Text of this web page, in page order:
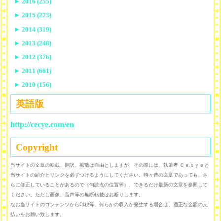
► 2015 (273)
► 2014 (319)
► 2013 (248)
► 2012 (376)
► 2011 (661)
► 2010 (156)
英語版
http://cecye.com/en
Copyright
当サイトの文章の転載、翻訳、拡散は自由としますが、その際には、執筆者 Ｃｅｃｙｅと
当サイトの紹介とリンクを必ずつけるようにしてください。時々昔の文章であっても、さ
らに修正していることがあるので（句読点の位置等）、できるだけ最新の文章を参照して
ください。ただし画像、音声等の無断転載はお断りします。
なお当サイトのコンテンツから印税等、何らかの収入が発生する場合は、適正な金額の支
払いをお願い致します。